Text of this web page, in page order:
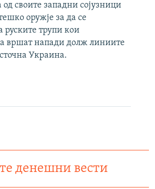
своите западни сојузници
оружје за да се
руските трупи кои
вршат напади долж линиите
Украина.
денешни вести